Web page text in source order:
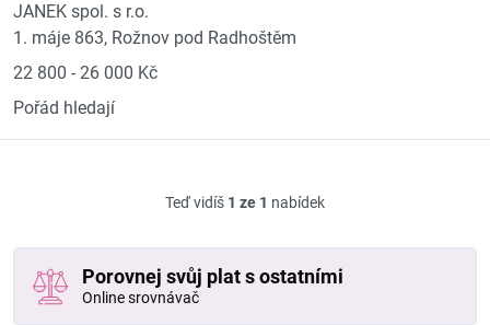
JANEK spol. s r.o.
1. máje 863, Rožnov pod Radhoštěm
22 800 - 26 000 Kč
Pořád hledají
Teď vidíš 1 ze 1 nabídek
Porovnej svůj plat s ostatními
Online srovnávač